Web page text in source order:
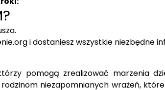
.
i dostaniesz wszystkie niezbędne
pomogą zrealizować marzenia
niezapomnianych wrażeń,